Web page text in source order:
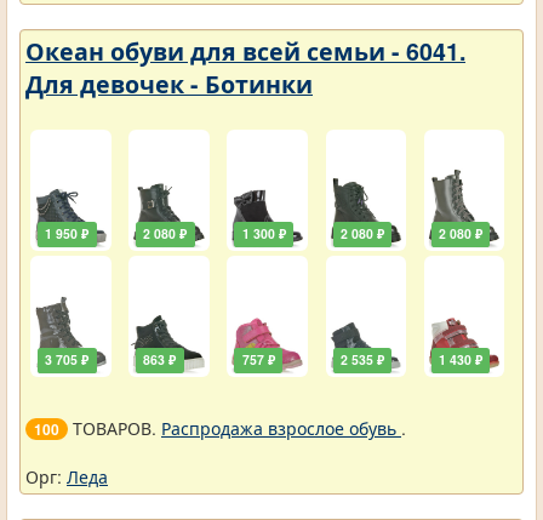
Океан обуви для всей семьи - 6041.
Для девочек - Ботинки
1 950 ₽
3 705 ₽
2 080 ₽
863 ₽
1 300 ₽
757 ₽
2 080 ₽
2 535 ₽
2 080 ₽
1 430 ₽
100 ТОВАРОВ. Распродажа взрослое обувь .
Орг: Леда